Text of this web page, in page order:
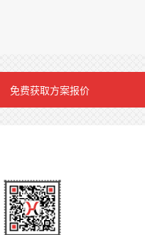
免费获取方案报价